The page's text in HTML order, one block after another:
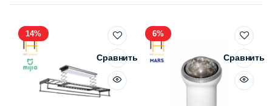
14%
Сравнить
6%
Сравнить